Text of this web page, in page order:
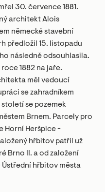
30. července 1881.
architekt Alois
německé stavební
předložil 15. listopadu
následně odsouhlasila.
1882 na jaře.
měl vedoucí
se zahradníkem
století se pozemek
Brnem. Parcely pro
Horní Heršpice -
hřbitov patřil už
Brno II. a od založení
Ústřední hřbitov města